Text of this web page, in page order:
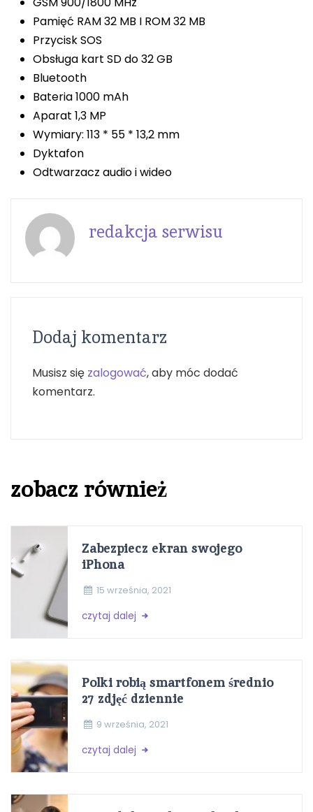
Pamięć RAM 32 MB I ROM 32 MB
Przycisk SOS
Obsługa kart SD do 32 GB
Bluetooth
Bateria 1000 mAh
Aparat 1,3 MP
Wymiary: 113 * 55 * 13,2 mm
Dyktafon
Odtwarzacz audio i wideo
redakcja serwisu
Dodaj komentarz
Musisz się zalogować, aby móc dodać
komentarz.
zobacz również
Zabezpiecz ekran swojego
iPhona
15 września, 2021
czytaj dalej
Polki robią smartfonem średnio
27 zdjęć dziennie
9 września, 2021
czytaj dalej